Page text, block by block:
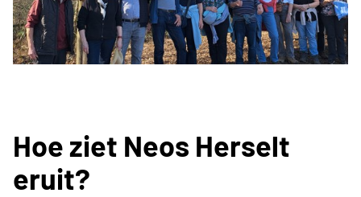
Hoe ziet Neos Herselt
eruit?